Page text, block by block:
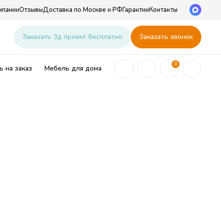
ОтзывыДоставка по Москве и РФГарантииКонтакты
Заказать 3д проект бесплатно Заказать звонок
на заказ Мебель для дома 0